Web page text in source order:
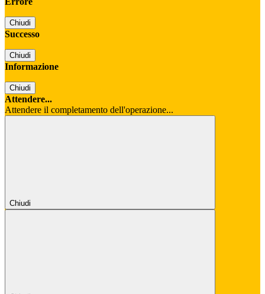
Chiudi
Successo
Chiudi
Informazione
Chiudi
Attendere...
Attendere il completamento dell'operazione...
Chiudi